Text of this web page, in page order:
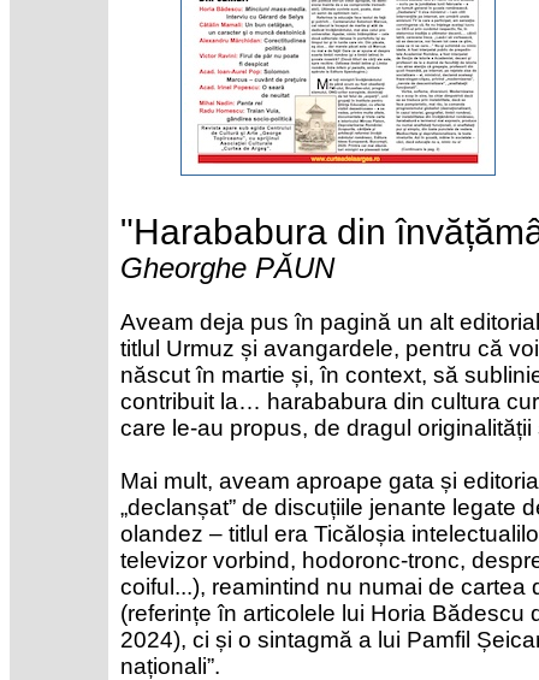
Harababura din
Gheorghe PĂUN
Aveam deja pus în pagină un alt
titlul Urmuz și avangardele, pentru că
născut în martie și, în context, să
contribuit la… harababura din cultura
care le-au propus, de dragul
Mai mult, aveam aproape gata și
„declanșat” de discuțiile jenante legate
olandez – titlul era Ticăloșia
televizor vorbind, hodoronc-tronc,
coiful...), reamintind nu numai de cartea
(referințe în articolele lui Horia Bădescu
2024), ci și o sintagmă a lui Pamfil
naționali”.